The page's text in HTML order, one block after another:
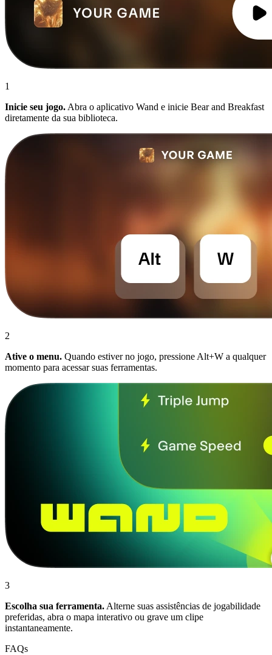
1
Inicie seu jogo. Abra o aplicativo Wand e inicie Bear and Breakfast
diretamente da sua biblioteca.
2
Ative o menu. Quando estiver no jogo, pressione Alt+W a qualquer
momento para acessar suas ferramentas.
3
Escolha sua ferramenta. Alterne suas assistências de jogabilidade
preferidas, abra o mapa interativo ou grave um clipe
instantaneamente.
FAQs